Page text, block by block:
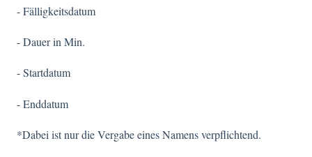
- Fälligkeitsdatum
- Dauer in Min.
- Startdatum
- Enddatum
*Dabei ist nur die Vergabe eines Namens verpflichtend.